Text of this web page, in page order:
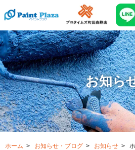
お知ら
ホーム > お知らせ・ブログ > お知らせ >